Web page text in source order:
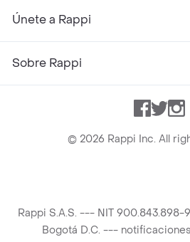
Únete a Rappi
Sobre Rappi
Facebook
Twitter
© 2026 Rappi Inc. All
Rappi S.A.S. --- NIT
Bogotá D.C. ---